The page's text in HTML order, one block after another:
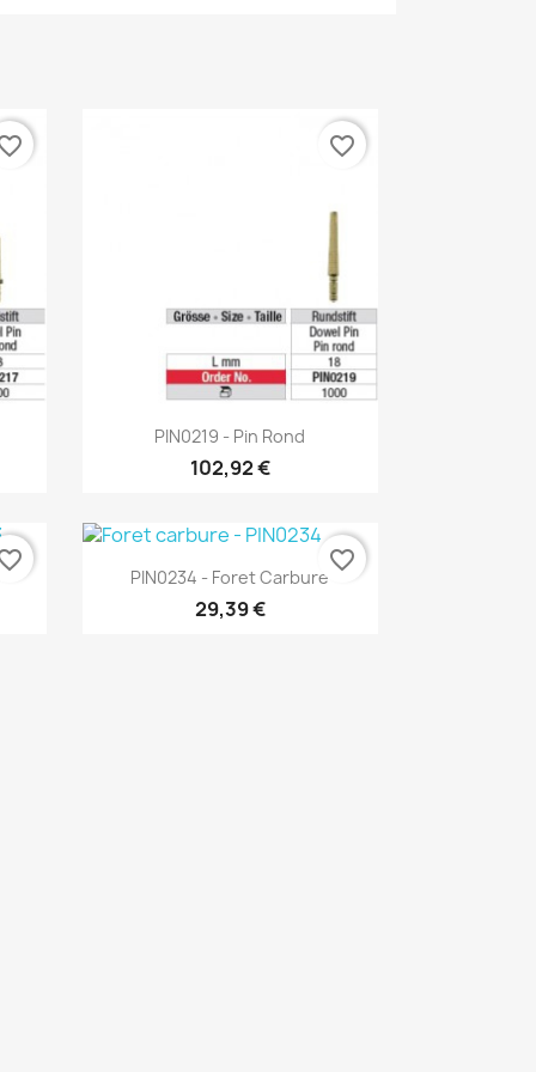
Aperçu rapide
PIN0219 - Pin Rond
102,92 €
favorite_border
Aperçu rapide
PIN0234 - Foret Carbure
29,39 €
favorite_border